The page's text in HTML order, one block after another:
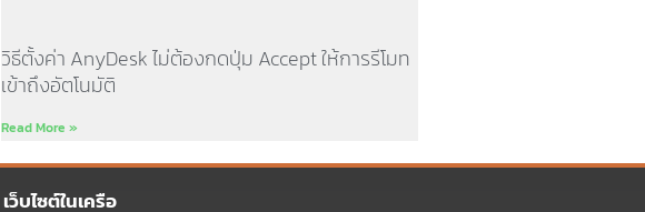
วิธีตั้งค่า AnyDesk ไม่ต้องกดปุ่ม Accept ให้การรีโมท
เข้าถึงอัตโนมัติ
Read More »
เว็บไซต์ในเครือ